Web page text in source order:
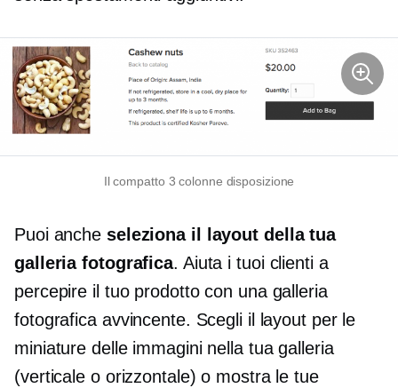
Il compatto 3 colonne disposizione
Puoi anche seleziona il layout della tua
galleria fotografica. Aiuta i tuoi clienti a
percepire il tuo prodotto con una galleria
fotografica avvincente. Scegli il layout per le
miniature delle immagini nella tua galleria
(verticale o orizzontale) o mostra le tue